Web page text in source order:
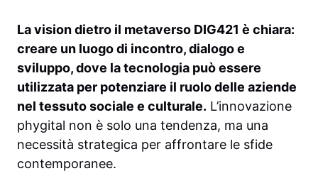
La vision dietro il metaverso DIG421 è chiara:
creare un luogo di incontro, dialogo e
sviluppo, dove la tecnologia può essere
utilizzata per potenziare il ruolo delle aziende
nel tessuto sociale e culturale. L’innovazione
phygital non è solo una tendenza, ma una
necessità strategica per affrontare le sfide
contemporanee.